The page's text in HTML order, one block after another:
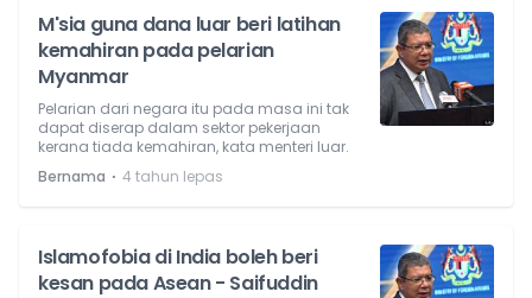
M'sia guna dana luar beri latihan
kemahiran pada pelarian
Myanmar
Pelarian dari negara itu pada masa ini tak
dapat diserap dalam sektor pekerjaan
kerana tiada kemahiran, kata menteri luar.
Bernama ⋅ 4 tahun lepas
Islamofobia di India boleh beri
kesan pada Asean - Saifuddin